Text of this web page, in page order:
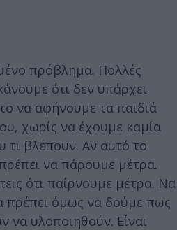
πρόβλημα. Πολλές
ότι δεν υπάρχει
να αφήνουμε τα παιδιά
χωρίς να έχουμε καμία
τι βλέπουν. Αν αυτό το
να πάρουμε μέτρα.
ότι παίρνουμε μέτρα. Να
πρέπει όμως να δούμε πως
να υλοποιηθούν. Είναι